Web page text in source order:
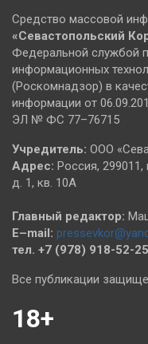
Средство массовой
«Севастопольский
Федеральной службой
информационных
(Роскомнадзор) в
информации от
ЭЛ № ФС 77–76715
Учредитель: ООО
Адрес: Россия, 299011,
д. 1, кв. 10А
Главный редактор:
E–mail:
тел. +7 (978) 918-52-25
Все публикации
18+